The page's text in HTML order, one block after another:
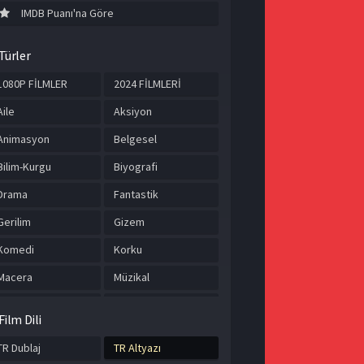
IMDB Puanı'na Göre
FİLMLER
2024 FİLMLERİ
Aksiyon
Belgesel
Kurgu
Biyografi
Fantastik
Gizem
Korku
Müzikal
TÜRKÇE ALTYAZILI
Dili
Dublaj TR Altyazı